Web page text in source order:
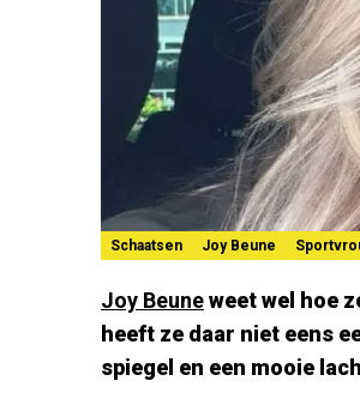
Schaatsen Joy Beune
Joy Beuneweet wel hoe
heeft ze daar niet eens
spiegel en een mooie